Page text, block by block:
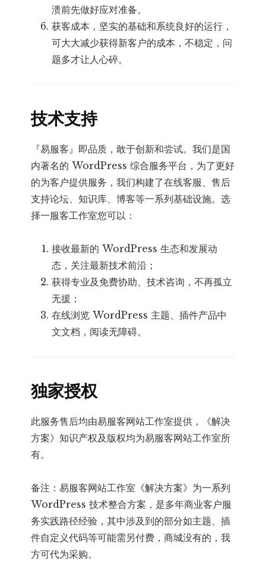
溃前先做好应对准备。
获客成本，坚实的基础和系统良好的运行，
可大大减少获得新客户的成本，不稳定，问
题多才让人心碎。
技术支持
『易服客』即品质，敢于创新和尝试。我们是国
内著名的 WordPress 综合服务平台，为了更好
的为客户提供服务，我们构建了在线客服、售后
支持论坛、知识库、博客等一系列基础设施。选
择一服客工作室您可以：
接收最新的 WordPress 生态和发展动
态，关注最新技术前沿；
获得专业及免费协助、技术咨询，不再孤立
无援；
在线浏览 WordPress 主题、插件产品中
文文档，阅读无障碍。
独家授权
此服务售后均由易服客网站工作室提供，《解决
方案》知识产权及版权均为易服客网站工作室所
有。
备注：易服客网站工作室《解决方案》为一系列
WordPress 技术整合方案，是多年商业客户服
务实践路径经验，其中涉及到的部分如主题、插
件自定义代码等可能需另付费，商城没有的，我
方可代为采购。